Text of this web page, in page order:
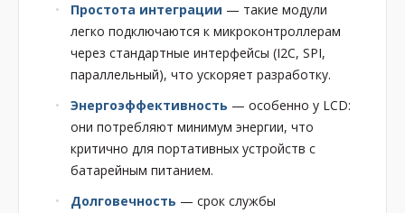
Простота интеграции — такие модули
легко подключаются к микроконтроллерам
через стандартные интерфейсы (I2C, SPI,
параллельный), что ускоряет разработку.
Энергоэффективность — особенно у LCD:
они потребляют минимум энергии, что
критично для портативных устройств с
батарейным питанием.
Долговечность — срок службы